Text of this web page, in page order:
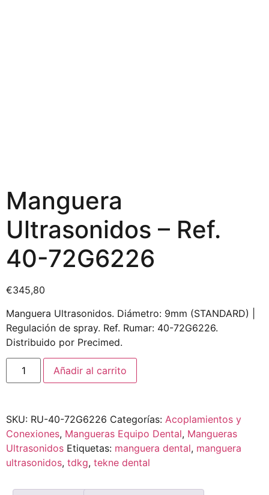
Manguera
Ultrasonidos – Ref.
40-72G6226
€345,80
Manguera Ultrasonidos. Diámetro: 9mm (STANDARD) |
Regulación de spray. Ref. Rumar: 40-72G6226.
Distribuido por Precimed.
Añadir al carrito
SKU: RU-40-72G6226 Categorías: Acoplamientos y
Conexiones, Mangueras Equipo Dental, Mangueras
Ultrasonidos Etiquetas: manguera dental, manguera
ultrasonidos, tdkg, tekne dental